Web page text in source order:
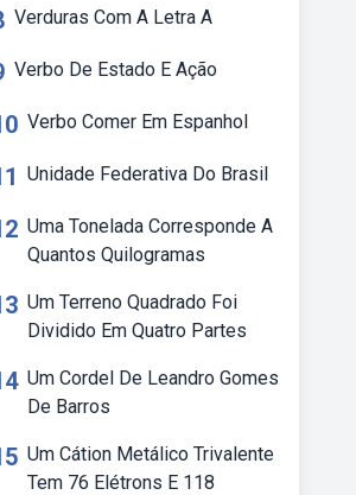
Verduras Com A Letra A
Verbo De Estado E Ação
Verbo Comer Em Espanhol
Unidade Federativa Do Brasil
Uma Tonelada Corresponde A
Quantos Quilogramas
Um Terreno Quadrado Foi
Dividido Em Quatro Partes
Um Cordel De Leandro Gomes
De Barros
Um Cátion Metálico Trivalente
Tem 76 Elétrons E 118